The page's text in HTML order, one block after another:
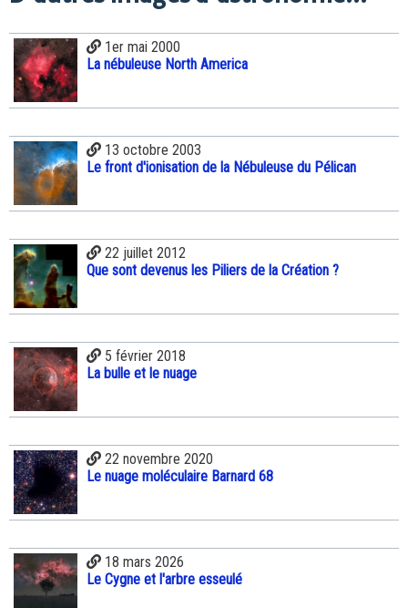
1er mai 2000
La nébuleuse North America
13 octobre 2003
Le front d'ionisation de la Nébuleuse du Pélican
22 juillet 2012
Que sont devenus les Piliers de la Création ?
5 février 2018
La bulle et le nuage
22 novembre 2020
Le nuage moléculaire Barnard 68
18 mars 2026
Le Cygne et l'arbre esseulé